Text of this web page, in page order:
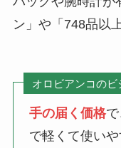
ン」や「748品以
オロビアンコのビ
手の届く価格
で軽くて使い